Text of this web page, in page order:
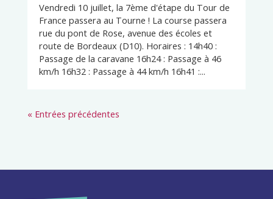
Vendredi 10 juillet, la 7ème d'étape du Tour de
France passera au Tourne ! La course passera
rue du pont de Rose, avenue des écoles et
route de Bordeaux (D10). Horaires : 14h40 :
Passage de la caravane 16h24 : Passage à 46
km/h 16h32 : Passage à 44 km/h 16h41 :...
« Entrées précédentes